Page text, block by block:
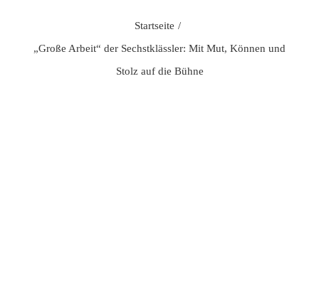
Startseite
„Große Arbeit“ der Sechstklässler: Mit Mut, Können und
Stolz auf die Bühne